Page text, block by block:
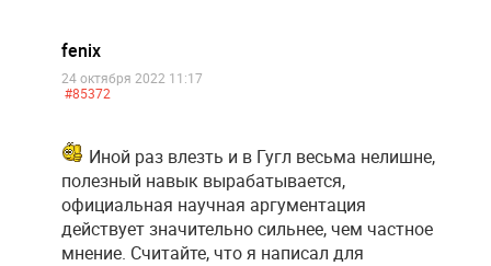
fenix
24 октября 2022 11:17
#85372
Иной раз влезть и в Гугл весьма нелишне,
полезный навык вырабатывается,
официальная научная аргументация
действует значительно сильнее, чем частное
мнение. Считайте, что я написал для